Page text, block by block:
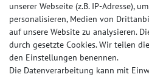
unserer Webseite (z.B. IP-Adresse),
personalisieren, Medien von
auf unsere Website zu analysieren.
durch gesetzte Cookies. Wir teilen
den Einstellungen benennen.
Die Datenverarbeitung kann mit
Widerrufs­recht
Daten­schutz­erklärung